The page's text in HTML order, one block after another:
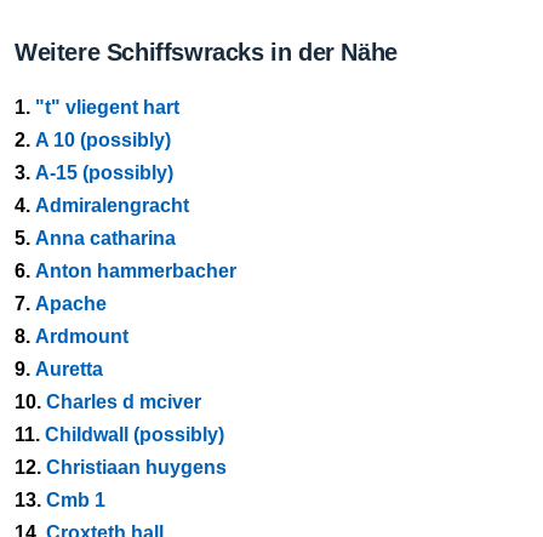
Weitere Schiffswracks in der Nähe
1. "t" vliegent hart
2. A 10 (possibly)
3. A-15 (possibly)
4. Admiralengracht
5. Anna catharina
6. Anton hammerbacher
7. Apache
8. Ardmount
9. Auretta
10. Charles d mciver
11. Childwall (possibly)
12. Christiaan huygens
13. Cmb 1
14. Croxteth hall